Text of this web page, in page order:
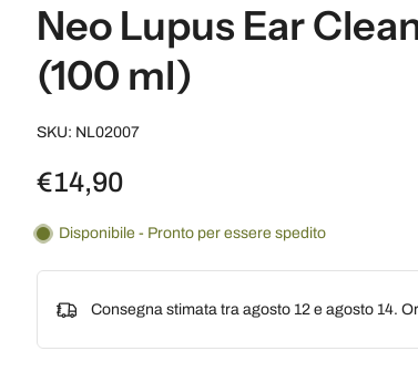
Neo Lupus Ear
(100 ml)
SKU: NL02007
€14,90
Disponibile - Pronto per essere spedito
Consegna stimata tra agosto 12 e agosto 14.